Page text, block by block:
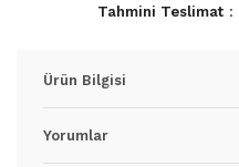
Tahmini Teslimat
Ürün Bilgisi
Yorumlar